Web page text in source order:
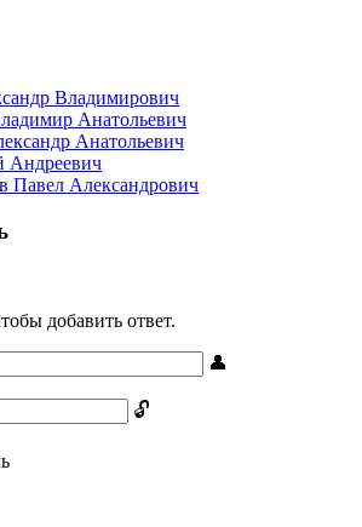
Владимирович
Анатольевич
Анатольевич
Павел Александрович
добавить ответ.